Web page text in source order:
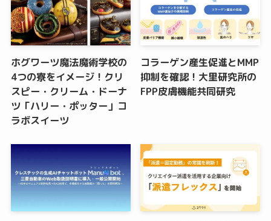
ホグワーツ魔法魔術学校の
4つの寮をイメージ！クリ
スピー・クリーム・ドーナ
ツ「ハリー・ポッター」コ
ラボスイーツ
コラーゲン産生促進とMMP
抑制を確認！大里研究所の
FPP皮膚機能共同研究